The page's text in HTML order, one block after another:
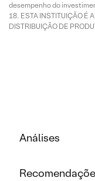
desempenho do
ESTA INSTITUIÇÃO É
DISTRIBUIÇÃO DE
Análises